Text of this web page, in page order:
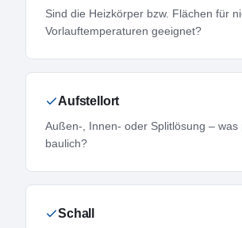
Sind die Heizkörper bzw. Flächen für
Vorlauftemperaturen geeignet?
Aufstellort
Außen-, Innen- oder Splitlösung – was
baulich?
Schall